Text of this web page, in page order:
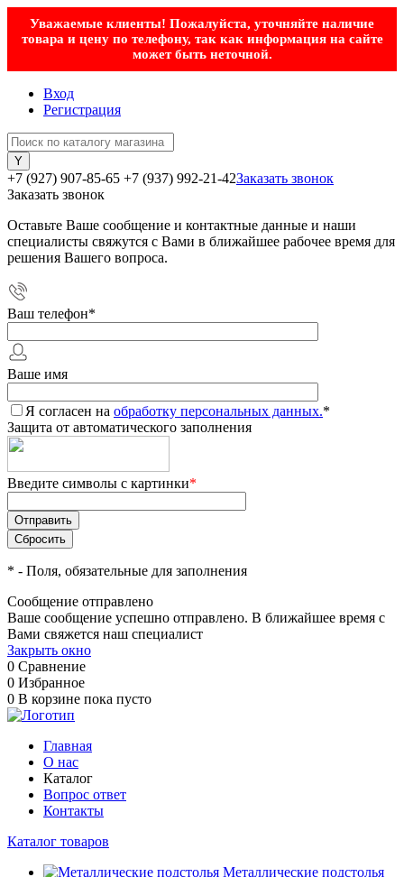
Уважаемые клиенты! Пожалуйста, уточняйте наличие
товара и цену по телефону, так как информация на сайте
может быть неточной.
Вход
Регистрация
+7 (927) 907-85-65 +7 (937) 992-21-42Заказать звонок
Заказать звонок
Оставьте Ваше сообщение и контактные данные и наши
специалисты свяжутся с Вами в ближайшее рабочее время для
решения Вашего вопроса.
Ваш телефон*
Ваше имя
Я согласен на обработку персональных данных.*
Защита от автоматического заполнения
Введите символы с картинки*
* - Поля, обязательные для заполнения
Сообщение отправлено
Ваше сообщение успешно отправлено. В ближайшее время с
Вами свяжется наш специалист
Закрыть окно
0 Сравнение
0 Избранное
0 В корзине пока пусто
Главная
О нас
Каталог
Вопрос ответ
Контакты
Каталог товаров
Металлические подстолья